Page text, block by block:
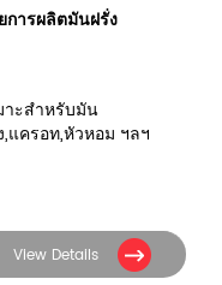
การผลิตมันฝรั่ง
าะสำหรับมัน
,แครอท,หัวหอม ฯลฯ
View Details